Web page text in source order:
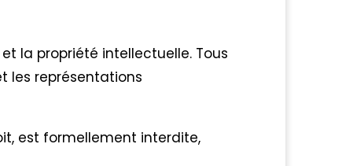
la propriété intellectuelle. Tous
les représentations
est formellement interdite,